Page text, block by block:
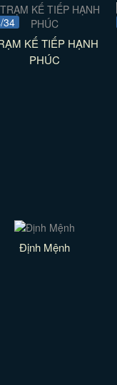
34
KẾ TIẾP HẠNH
PHÚC
Định Mệnh